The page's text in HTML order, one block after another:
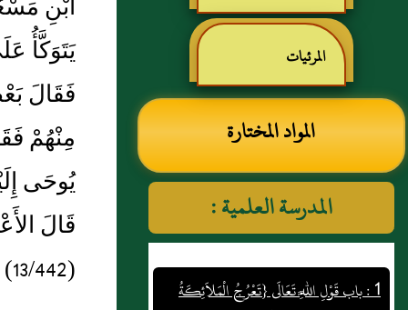
رياض الصالحين للإمام
النووي رحمهم الله تعالى
المرئيات
المواد المختارة
المدرسة العلمية :
وَالرُّوحُ إِلَيْهِ} وَقَوْلِهِ جَلَّ ذِكْرُهُ {إِلَيْهِ يَصْعَدُ
يَتَوَكَّأُ
فَقَالَ
مِنْهُمْ
يُوحَى
قَالَ
(13/442)